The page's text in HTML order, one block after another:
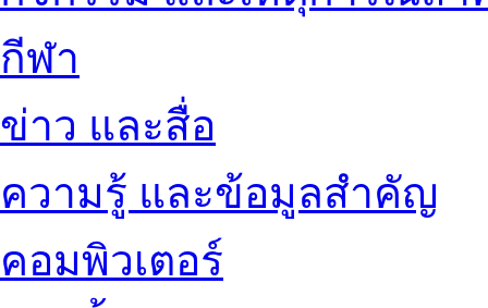
กีฬา
ข่าว และสื่อ
ความรู้ และข้อมูลสำคัญ
คอมพิวเตอร์